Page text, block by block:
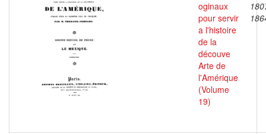
oginaux
pour servir
a l'histoire
de la
découve
Arte de
l'Amérique
(Volume
19)